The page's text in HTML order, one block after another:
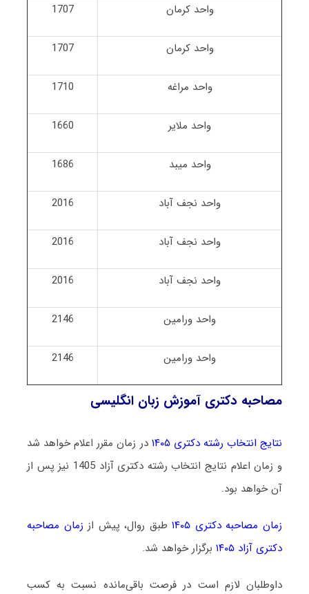
واحد کرمان 1707
واحد کرمان 1707
واحد مراغه 1710
واحد ملایر 1660
واحد میبد 1686
واحد نجف آباد 2016
واحد نجف آباد 2016
واحد نجف آباد 2016
واحد ورامین 2146
واحد ورامین 2146
مصاحبه دکتری آموزش زبان انگلیسی
نتایج انتخاب رشته دکتری ۱۴۰۵
در زمان مقرر اعلام خواهد شد
و زمان اعلام نتایج انتخاب رشته دکتری آزاد 1405 نیز پس از
آن خواهد بود.
زمان مصاحبه دکتری ۱۴۰۵ طبق روال، پیش از زمان مصاحبه
دکتری آزاد ۱۴۰۵
برگزار خواهد شد.
داوطلبان لازم است در فرصت باقی‌مانده نسبت به کسب